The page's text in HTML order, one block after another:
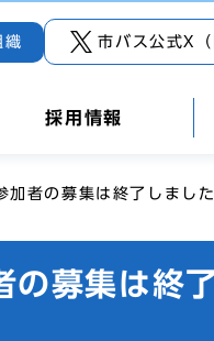
織 市バス公式X
採用情報
者の募集は終了しました
募集は終